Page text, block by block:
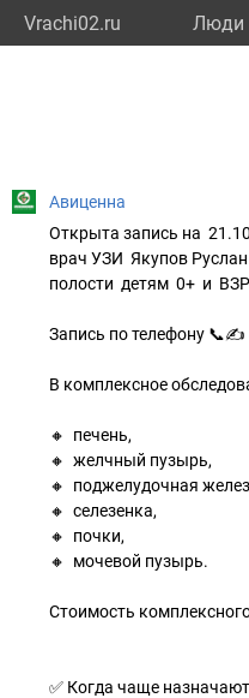
Vrachi02.ru Люди
Авиценна
Открыта запись на
врач УЗИ Якупов
полости детям 0+ и
Запись по телефону 📞✍
В комплексное
🔸 печень,
🔸 желчный пузырь,
🔸 поджелудочная
🔸 селезенка,
🔸 почки,
🔸 мочевой пузырь.
Стоимость
✅ Когда чаще